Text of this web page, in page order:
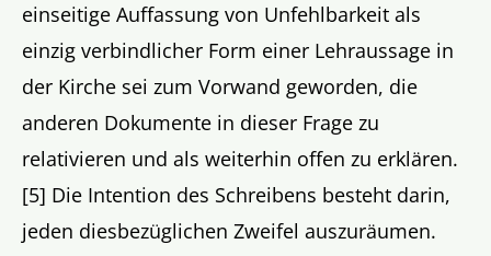
einseitige Auffassung von Unfehlbarkeit als
einzig verbindlicher Form einer Lehraussage in
der Kirche sei zum Vorwand geworden, die
anderen Dokumente in dieser Frage zu
relativieren und als weiterhin offen zu erklären.
[5] Die Intention des Schreibens besteht darin,
jeden diesbezüglichen Zweifel auszuräumen.